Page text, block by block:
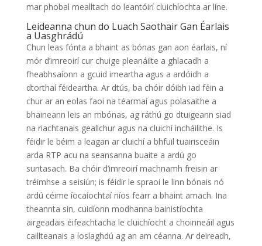
mar phobal mealltach do leantóirí cluichíochta ar líne.
Leideanna chun do Luach Saothair Gan Éarlais
a Uasghrádú
Chun leas fónta a bhaint as bónas gan aon éarlais, ní
mór d’imreoirí cur chuige pleanáilte a ghlacadh a
fheabhsaíonn a gcuid imeartha agus a ardóidh a
dtorthaí féideartha. Ar dtús, ba chóir dóibh iad féin a
chur ar an eolas faoi na téarmaí agus polasaithe a
bhaineann leis an mbónas, ag ráthú go dtuigeann siad
na riachtanais geallchur agus na cluichí incháilithe. Is
féidir le béim a leagan ar cluichí a bhfuil tuairisceáin
arda RTP acu na seansanna buaite a ardú go
suntasach. Ba chóir d’imreoirí machnamh freisin ar
tréimhse a seisiún; is féidir le spraoi le linn bónais nó
ardú céime íocaíochtaí níos fearr a bhaint amach. Ina
theannta sin, cuidíonn modhanna bainistíochta
airgeadais éifeachtacha le cluichíocht a choinneáil agus
caillteanais a íoslaghdú ag an am céanna. Ar deireadh,